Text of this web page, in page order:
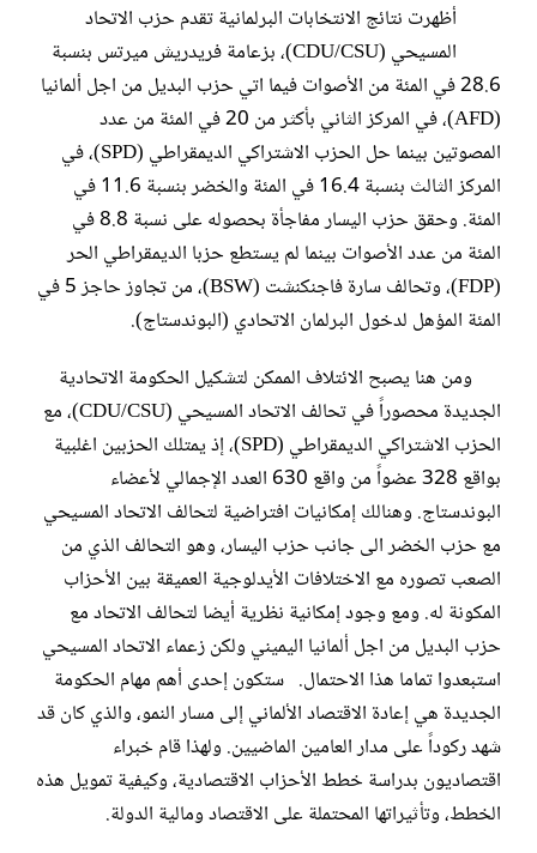
أظهرت نتائج الانتخابات البرلمانية تقدم حزب الاتحاد
المسيحي (CDU/CSU)، بزعامة فريدريش ميرتس بنسبة
28.6 في المئة من الأصوات فيما اتي حزب البديل من اجل ألمانيا
(AFD)، في المركز الثاني بأكثر من 20 في المئة من عدد
المصوتين بينما حل الحزب الاشتراكي الديمقراطي (SPD)، في
المركز الثالث بنسبة 16.4 في المئة والخضر بنسبة 11.6 في
المئة. وحقق حزب اليسار مفاجأة بحصوله على نسبة 8.8 في
المئة من عدد الأصوات بينما لم يستطع حزبا الديمقراطي الحر
(FDP)، وتحالف سارة فاجنكنشت (BSW)، من تجاوز حاجز 5 في
المئة المؤهل لدخول البرلمان الاتحادي (البوندستاج).
ومن هنا يصبح الائتلاف الممكن لتشكيل الحكومة الاتحادية
الجديدة محصوراً في تحالف الاتحاد المسيحي (CDU/CSU)، مع
الحزب الاشتراكي الديمقراطي (SPD)، إذ يمتلك الحزبين اغلبية
بواقع 328 عضواً من واقع 630 العدد الإجمالي لأعضاء
البوندستاج. وهنالك إمكانيات افتراضية لتحالف الاتحاد المسيحي
مع حزب الخضر الى جانب حزب اليسار، وهو التحالف الذي من
الصعب تصوره مع الاختلافات الأيدلوجية العميقة بين الأحزاب
المكونة له. ومع وجود إمكانية نظرية أيضا لتحالف الاتحاد مع
حزب البديل من اجل ألمانيا اليميني ولكن زعماء الاتحاد المسيحي
استبعدوا تماما هذا الاحتمال. ستكون إحدى أهم مهام الحكومة
الجديدة هي إعادة الاقتصاد الألماني إلى مسار النمو، والذي كان قد
شهد ركوداً على مدار العامين الماضيين. ولهذا قام خبراء
اقتصاديون بدراسة خطط الأحزاب الاقتصادية، وكيفية تمويل هذه
الخطط، وتأثيراتها المحتملة على الاقتصاد ومالية الدولة.